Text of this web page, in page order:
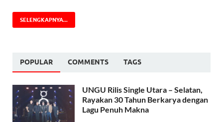
SELENGKAPNYA...
POPULAR COMMENTS TAGS
UNGU Rilis Single Utara – Selatan,
Rayakan 30 Tahun Berkarya dengan
Lagu Penuh Makna